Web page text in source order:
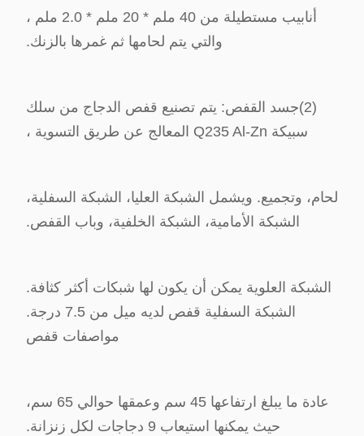
أنابيب مستطيلة من 40 ملم * 20 ملم * 2.0 ملم ،
والتي يتم لحامها ثم غمرها بالزنك.
(2)
جسد القفص: يتم تصنيع قفص الدجاج من سلك
سبيكة Q235 Al-Zn المعالج عن طريق التسوية ،
لحام، وتجميع. ويشمل الشبكة العليا، الشبكة السفلية،
الشبكة الأمامية، الشبكة الخلفية، وباب القفص.
الشبكة العلوية يمكن أن يكون لها شبكات أكثر كثافة.
الشبكة السفلية قفص لديه ميل من 7.5 درجة.
مواصفات قفص
عادة ما يبلغ ارتفاعها 45 سم وعمقها حوالي 65 سم،
حيث يمكنها استيعاب 9 دجاجات لكل زنزانة.